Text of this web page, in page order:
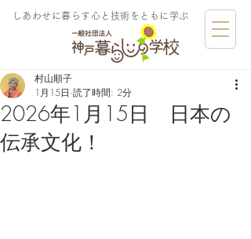
しあわせに暮らす​心と技術をともに学ぶ
2026年1月15日 日本の
伝承文化！
村山順子
1月15日 読了時間: 2分